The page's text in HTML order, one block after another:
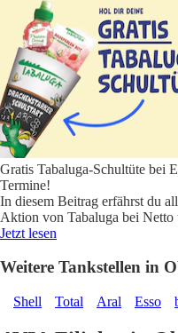
Gratis Tabaluga-Schultüte bei
Termine!
In diesem Beitrag erfährst du
Aktion von Tabaluga bei Netto
Jetzt lesen
Weitere Tankstellen in
Shell Total Aral Esso